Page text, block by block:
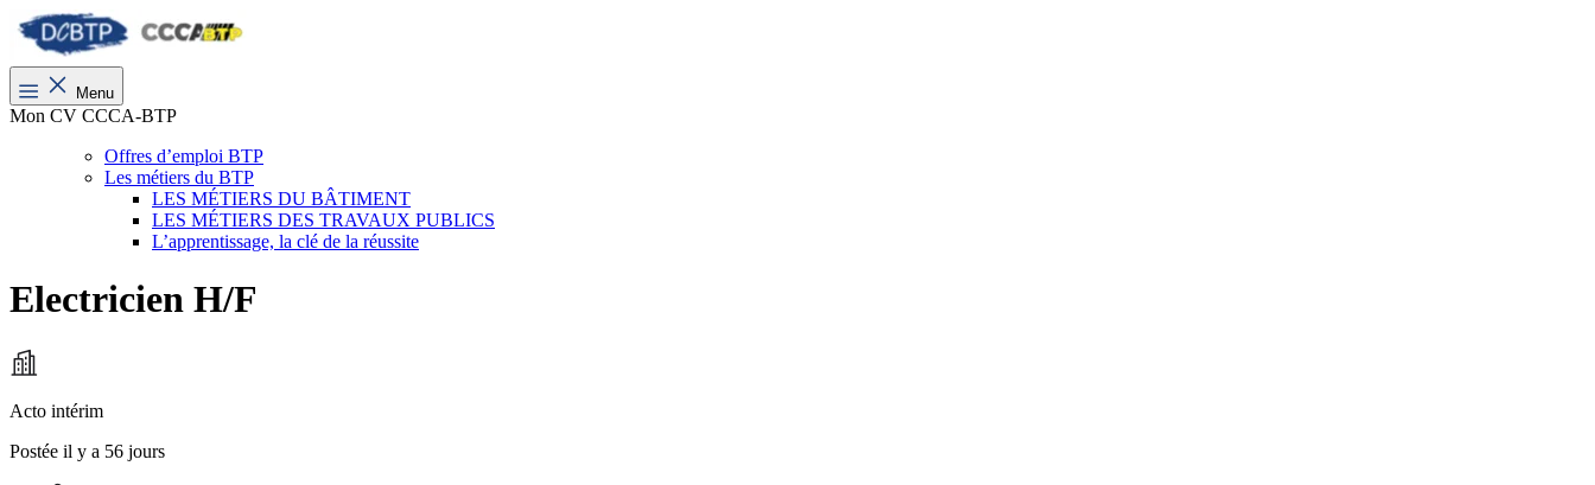
Menu
Mon CV CCCA-BTP
Offres d’emploi BTP
Les métiers du BTP
LES MÉTIERS DU BÂTIMENT
LES MÉTIERS DES TRAVAUX PUBLICS
L’apprentissage, la clé de la réussite
Electricien H/F
Acto intérim
Postée il y a 56 jours